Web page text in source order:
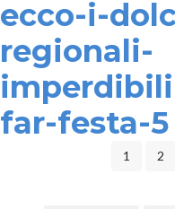
1 2
god 1